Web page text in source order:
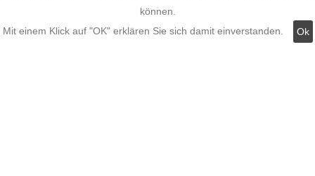
können.
Mit einem Klick auf "OK" erklären Sie sich damit einverstanden.
Ok